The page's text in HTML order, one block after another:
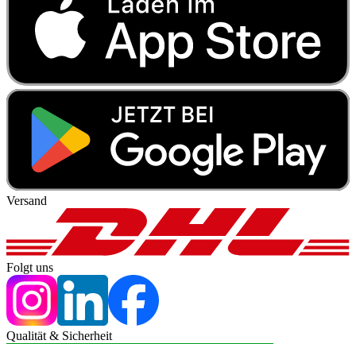
Versand
Folgt uns
Qualität & Sicherheit